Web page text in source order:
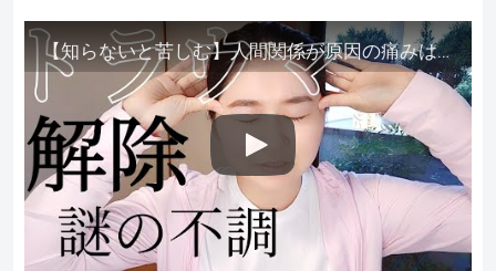
【知らないと苦しむ】人間関係が原因の痛みはトラウマ解除が必須。病院に行っても原因不明で治らない不調はこれをしてからケアしてみてください。